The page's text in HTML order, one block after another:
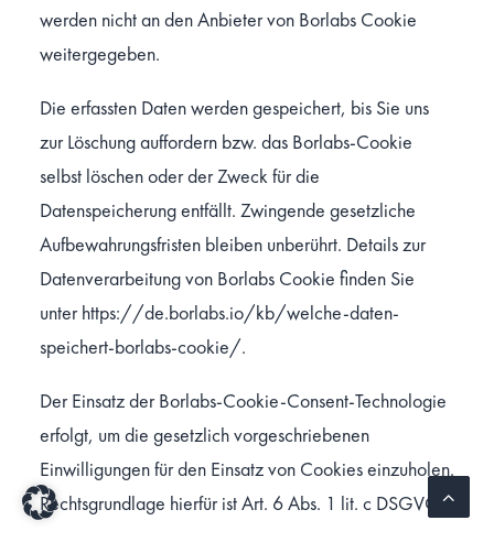
werden nicht an den Anbieter von Borlabs Cookie
weitergegeben.
Die erfassten Daten werden gespeichert, bis Sie uns
zur Löschung auffordern bzw. das Borlabs-Cookie
selbst löschen oder der Zweck für die
Datenspeicherung entfällt. Zwingende gesetzliche
Aufbewahrungsfristen bleiben unberührt. Details zur
Datenverarbeitung von Borlabs Cookie finden Sie
unterhttps://de.borlabs.io/kb/welche-daten-
speichert-borlabs-cookie/.
Der Einsatz der Borlabs-Cookie-Consent-Technologie
erfolgt, um die gesetzlich vorgeschriebenen
Einwilligungen für den Einsatz von Cookies einzuholen.
Rechtsgrundlage hierfür ist Art. 6 Abs. 1 lit. c DSGVO.